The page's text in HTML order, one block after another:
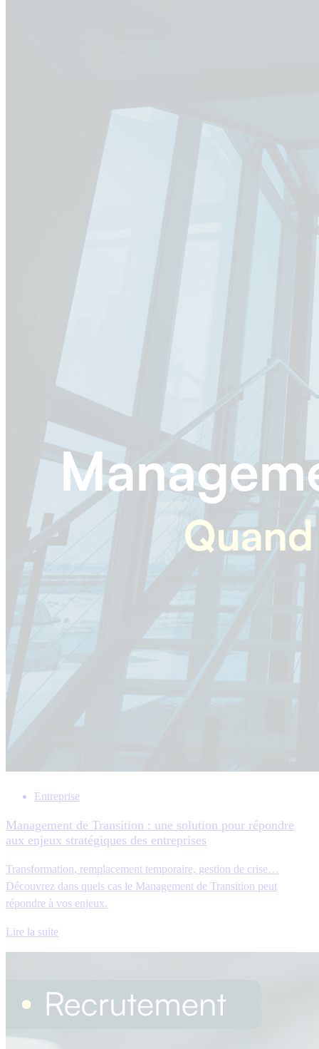
Entreprise
Management de Transition : une solution pour répondre
aux enjeux stratégiques des entreprises
Transformation, remplacement temporaire, gestion de crise…
Découvrez dans quels cas le Management de Transition peut
répondre à vos enjeux.
Lire la suite